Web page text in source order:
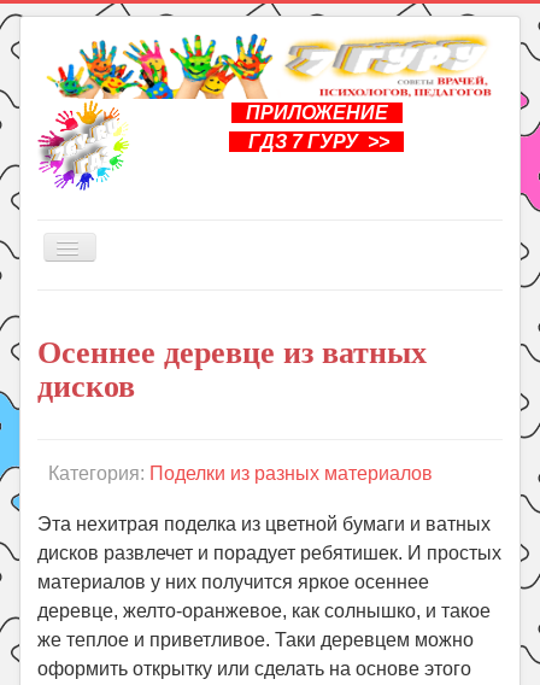
ПРИЛОЖЕНИЕ
ГДЗ 7 ГУРУ >>
Включить/
Книги
Рукоделие
Уроки
Праздники
Психология
Летом!
Поиск
Осеннее деревце из ватных
дисков
Категория: Поделки из разных материалов
Эта нехитрая поделка из цветной бумаги и ватных
дисков развлечет и порадует ребятишек. И простых
материалов у них получится яркое осеннее
деревце, желто-оранжевое, как солнышко, и такое
же теплое и приветливое. Таки деревцем можно
оформить открытку или сделать на основе этого